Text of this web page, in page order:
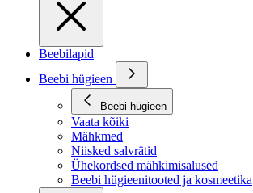
Beebilapid
Beebi hügieen
Beebi hügieen
Vaata kõiki
Mähkmed
Niisked salvrätid
Ühekordsed mähkimisalused
Beebi hügieenitooted ja kosmeetika